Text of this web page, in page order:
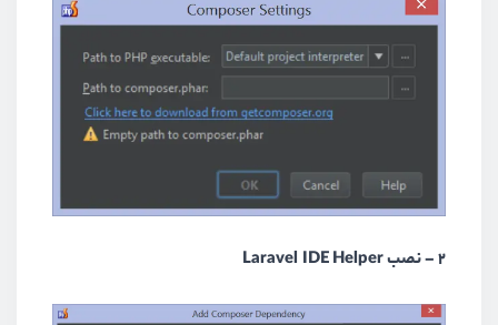
2 – نصب Laravel IDE Helper